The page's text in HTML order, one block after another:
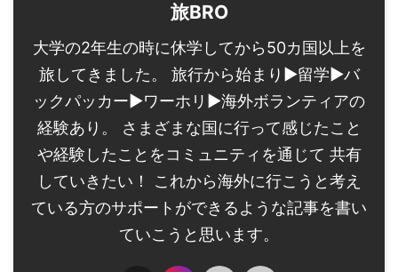
旅BRO
大学の2年生の時に休学してから50カ国以上を
旅してきました。 旅行から始まり▶︎留学▶︎バ
ックパッカー▶︎ワーホリ▶︎海外ボランティアの
経験あり。 さまざまな国に行って感じたこと
や経験したことをコミュニティを通じて 共有
していきたい！ これから海外に行こうと考え
ている方のサポートができるような記事を書い
ていこうと思います。